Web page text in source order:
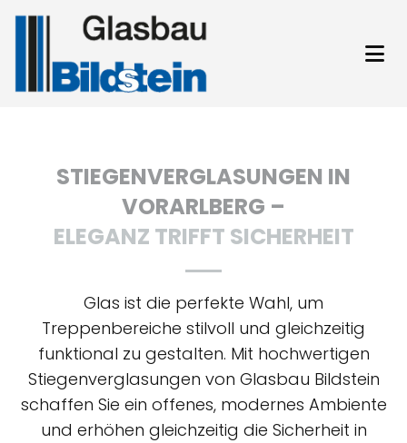
STIEGENVERGLASUNGEN IN
VORARLBERG –
ELEGANZ TRIFFT SICHERHEIT
Glas ist die perfekte Wahl, um
Treppenbereiche stilvoll und gleichzeitig
funktional zu gestalten. Mit hochwertigen
Stiegenverglasungen von Glasbau Bildstein
schaffen Sie ein offenes, modernes Ambiente
und erhöhen gleichzeitig die Sicherheit in